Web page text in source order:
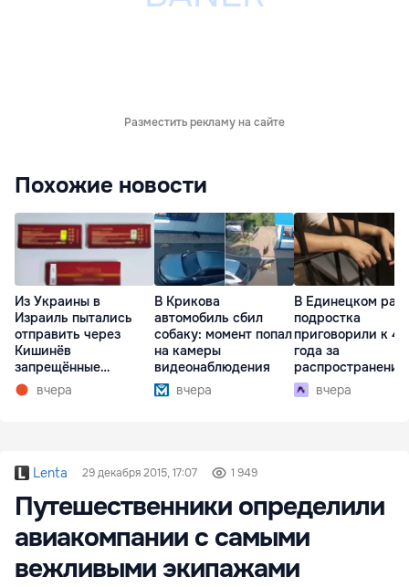
Разместить рекламу на сайте
Похожие новости
Из Украины в
Израиль пытались
отправить через
Кишинёв
запрещённые
препараты
вчера
В Крикова
автомобиль сбил
собаку: момент попал
на камеры
видеонаблюдения
вчера
В Единецком
подростка
приговорили к
года за
распространение
наркотиков
вчера
Lenta 29 декабря 2015, 17:07 1 949
Путешественники определили
авиакомпании с самыми
вежливыми экипажами